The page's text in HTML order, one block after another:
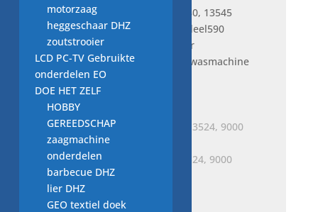
Je bekijkt nu:
condensator
645.220.480, 13545 sp11, wasmachine
onderdeel590
€ 12,50
condensator ISKRA KPL 3524, 9000
565180
€12,50
motorzaag
heggeschaar DHZ
zoutstrooier
LCD PC-TV Gebruikte
onderdelen EO
DOE HET ZELF
HOBBY
GEREEDSCHAP
zaagmachine
onderdelen
barbecue DHZ
lier DHZ
GEO textiel doek